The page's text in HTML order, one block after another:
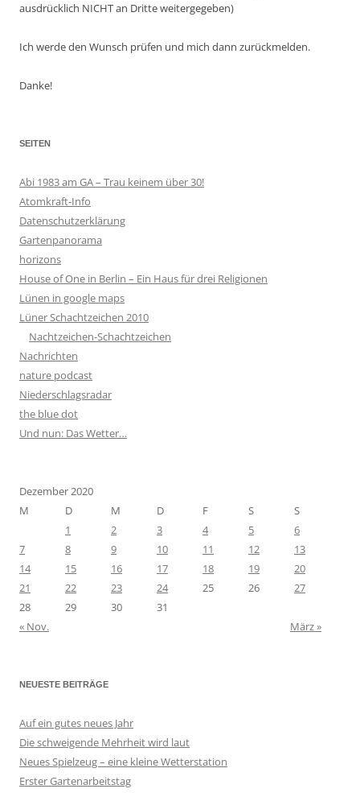
ausdrücklich NICHT an Dritte weitergegeben)
Ich werde den Wunsch prüfen und mich dann zurückmelden.
Danke!
SEITEN
Abi 1983 am GA – Trau keinem über 30!
Atomkraft-Info
Datenschutzerklärung
Gartenpanorama
horizons
House of One in Berlin – Ein Haus für drei Religionen
Lünen in google maps
Lüner Schachtzeichen 2010
Nachtzeichen-Schachtzeichen
Nachrichten
nature podcast
Niederschlagsradar
the blue dot
Und nun: Das Wetter…
Dezember 2020
M
D M D F S
S
1
2 3 4 5
6
7
8 9 10 11 12
13
14
15 16 17 18 19
20
21
22 23 24 25 26
27
28
29 30
31
« Nov.
März »
NEUESTE BEITRÄGE
Auf ein gutes neues Jahr
Die schweigende Mehrheit wird laut
Neues Spielzeug – eine kleine Wetterstation
Erster Gartenarbeitstag